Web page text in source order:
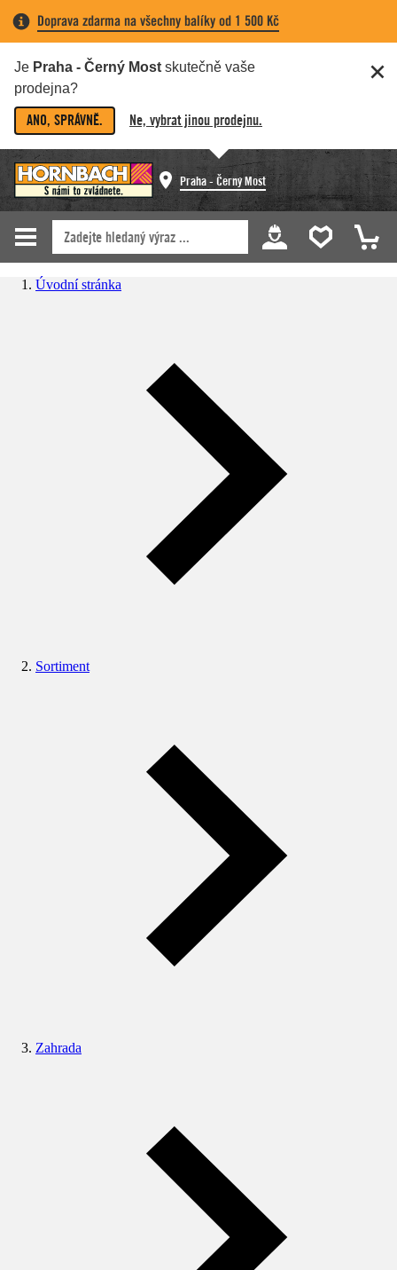
Doprava zdarma na všechny balíky od 1 500 Kč
Je Praha - Černý Most skutečně vaše
prodejna?
ANO, SPRÁVNĚ. Ne, vybrat jinou prodejnu.
Praha - Černý Most
Úvodní stránka
Sortiment
Zahrada